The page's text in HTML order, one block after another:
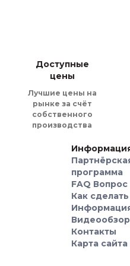
Например, один из
Ручки-кнопки бывают
За них удобно браться
всего расширяются книзу.
кольца, которые
патинирование.
как воронение, золочение и
Доступные
цены
Лучшие цены на
рынке за счёт
собственного
производства
программа
FAQ Вопрос
Как сделать
Контакты
Карта сайта